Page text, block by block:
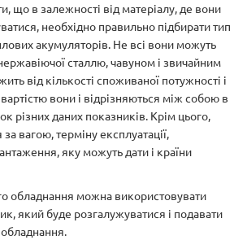
що в залежності від матеріалу, де вони
необхідно правильно підбирати тип
акумуляторів. Не всі вони можуть
сталлю, чавуном і звичайним
від кількості споживаної потужності і
вони і відрізняються між собою в
різних даних показників. Крім цього,
вагою, терміну експлуатації,
яку можуть дати і країни
обладнання можна використовувати
який буде розгалужуватися і подавати